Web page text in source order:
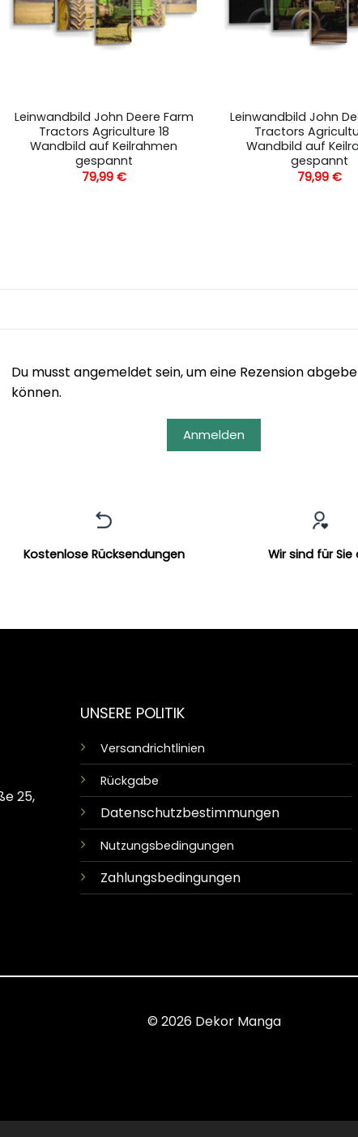
Leinwandbild John Deere Farm
Tractors Agriculture 18
Wandbild auf Keilrahmen
gespannt
79,99 €
Leinwandbild John
Tractors
Wandbild auf
gespannt
79,99€
Du musst angemeldet sein, um eine Rezension
können.
Anmelden
Kostenlose Rücksendungen Wir sind für Sie
25,
UNSERE POLITIK
Versandrichtlinien
Rückgabe
Datenschutzbestimmungen
Nutzungsbedingungen
Zahlungsbedingungen
© 2026 Dekor Manga